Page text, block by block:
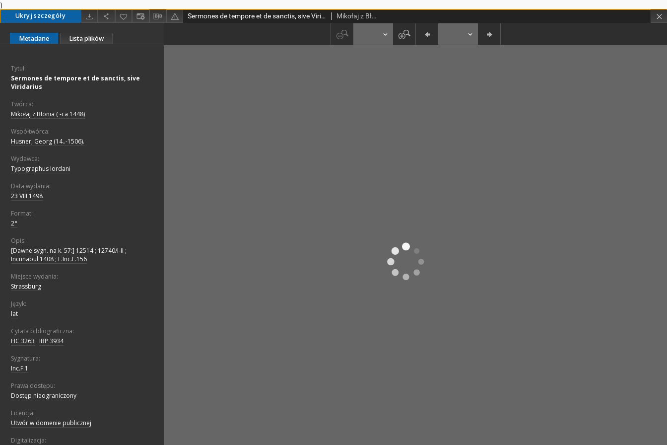
)
Ukryj szczegóły Sermones de tempore et de sanctis, sive Viridarius Mikołaj z Błonia ( -ca 1448)
Metadane Lista plików
Tytuł:
Sermones de tempore et de sanctis, sive
Viridarius
Twórca:
Mikołaj z Błonia ( -ca 1448)
Współtwórca:
Husner, Georg (14..-1506).
Wydawca:
Typographus Iordani
Data wydania:
23 VIII 1498
Format:
2°
Opis:
[Dawne sygn. na k. 57:] 12514 ; 12740/I-II ;
Incunabul 1408 ; L.Inc.F.156
Miejsce wydania:
Strassburg
Język:
lat
Cytata bibliograficzna:
HC 3263
IBP 3934
Sygnatura:
Inc.F.1
Prawa dostępu:
Dostęp nieograniczony
Licencja:
Utwór w domenie publicznej
Digitalizacja: